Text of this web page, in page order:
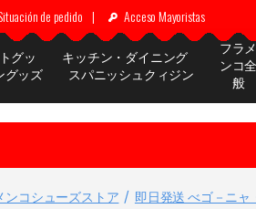
de pedido | Acceso Mayoristas
グッ
ッズ
キッチン・ダイニング
スパニッシュクィジン
フラメ
ンコ全
般
ンコシューズストア 即日発送 べゴ－ニ